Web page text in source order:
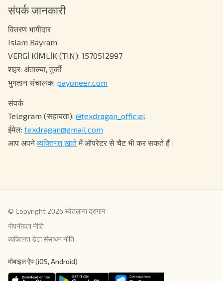
संपर्क जानकारी
वितरण भागीदार
Islam Bayram
VERGİ KİMLİK (TIN): 1570512997
शहर: अंताल्या, तुर्की
भुगतान संचालक: payoneer.com
संपर्क
Telegram (सहायता): @texdragan_official
ईमेल: texdragan@gmail.com
आप अपनेव्यक्तिगत खातेमें ऑपरेटर से चैट भी कर सकते हैं।
© Copyright 2026 स्वेतलाना द्रागान
गोपनीयता नीति
व्यक्तिगत डेटा संसाधन नीति
मोबाइल ऐप (iOS, Android)